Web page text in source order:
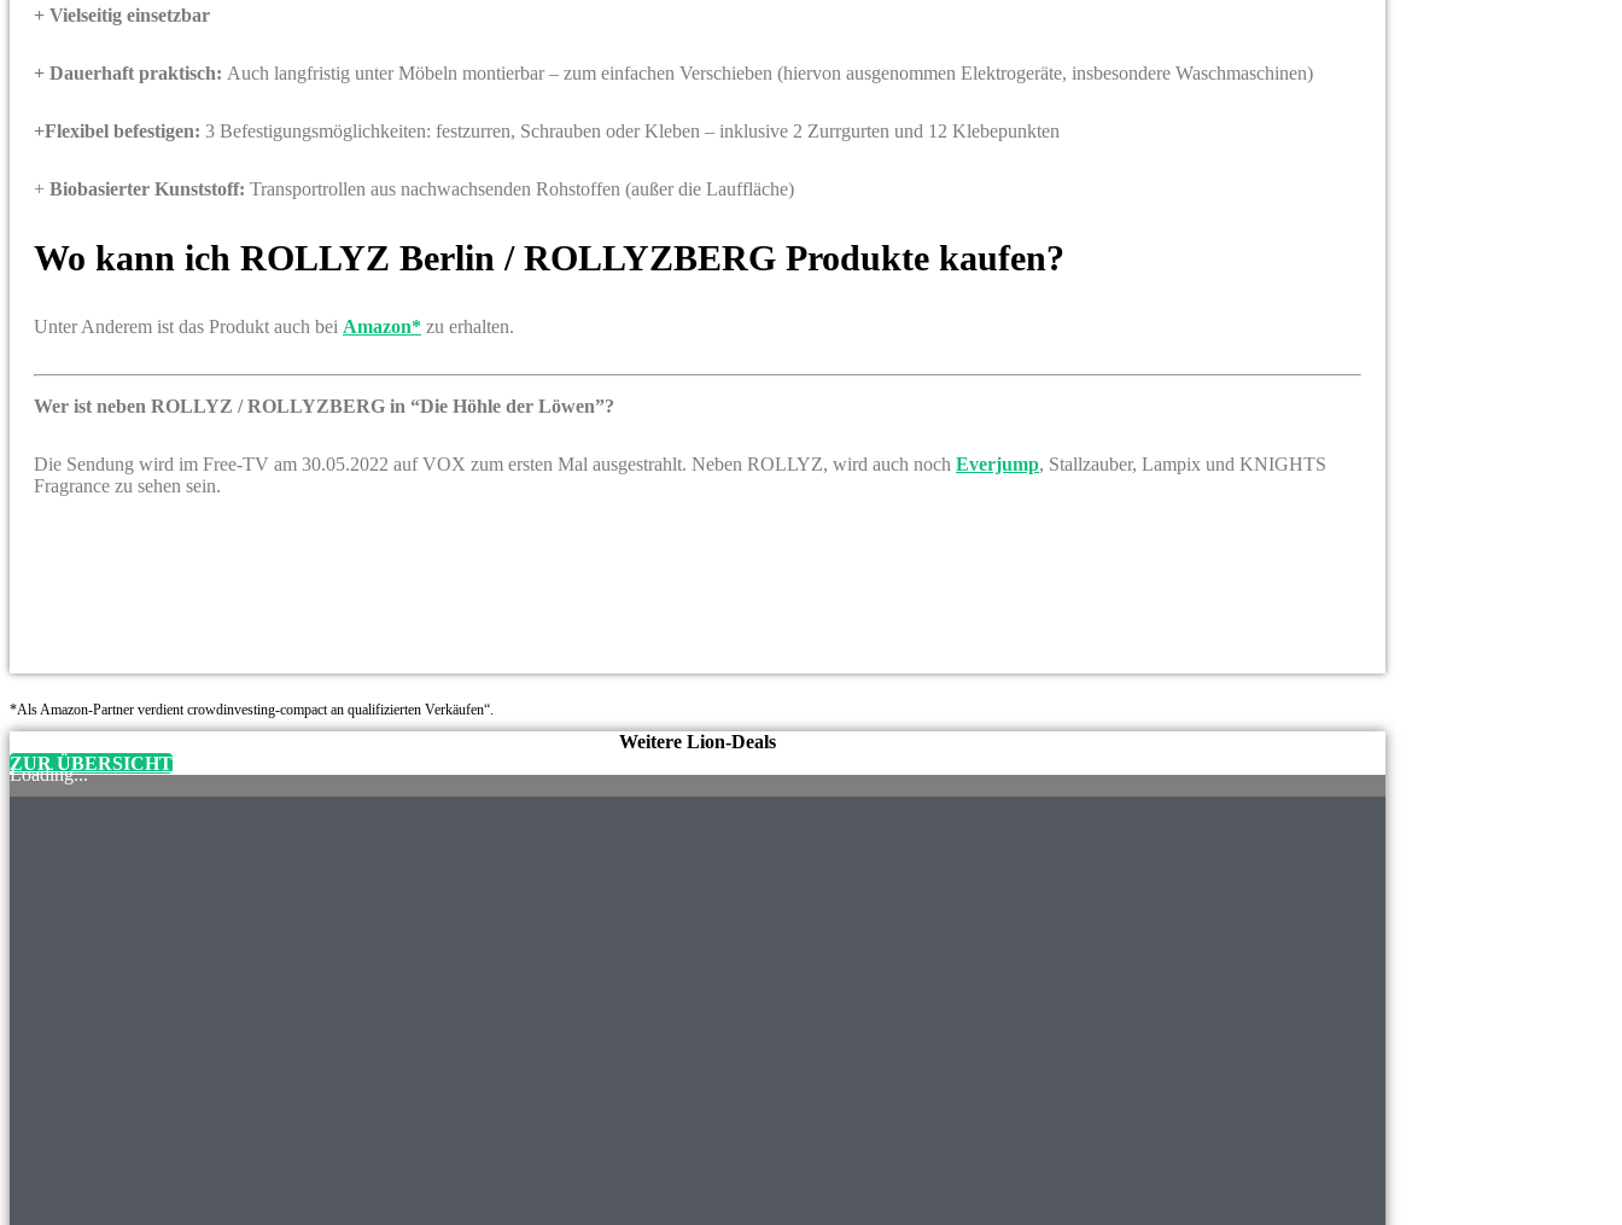
+ Vielseitig einsetzbar
+ Dauerhaft praktisch: Auch langfristig unter Möbeln montierbar – zum einfachen Verschieben (hiervon ausgenommen Elektrogeräte, insbesondere Waschmaschinen)
+Flexibel befestigen: 3 Befestigungsmöglichkeiten: festzurren, Schrauben oder Kleben – inklusive 2 Zurrgurten und 12 Klebepunkten
+ Biobasierter Kunststoff: Transportrollen aus nachwachsenden Rohstoffen (außer die Lauffläche)
Wo kann ich ROLLYZ Berlin / ROLLYZBERG Produkte kaufen?
Unter Anderem ist das Produkt auch bei Amazon* zu erhalten.
Wer ist neben ROLLYZ / ROLLYZBERG in “Die Höhle der Löwen”?
Die Sendung wird im Free-TV am 30.05.2022 auf VOX zum ersten Mal ausgestrahlt. Neben ROLLYZ, wird auch noch Everjump, Stallzauber, Lampix und KNIGHTS
Fragrance zu sehen sein.
*Als Amazon-Partner verdient crowdinvesting-compact an qualifizierten Verkäufen“.
Weitere Lion-Deals
ZUR ÜBERSICHT
Loading...